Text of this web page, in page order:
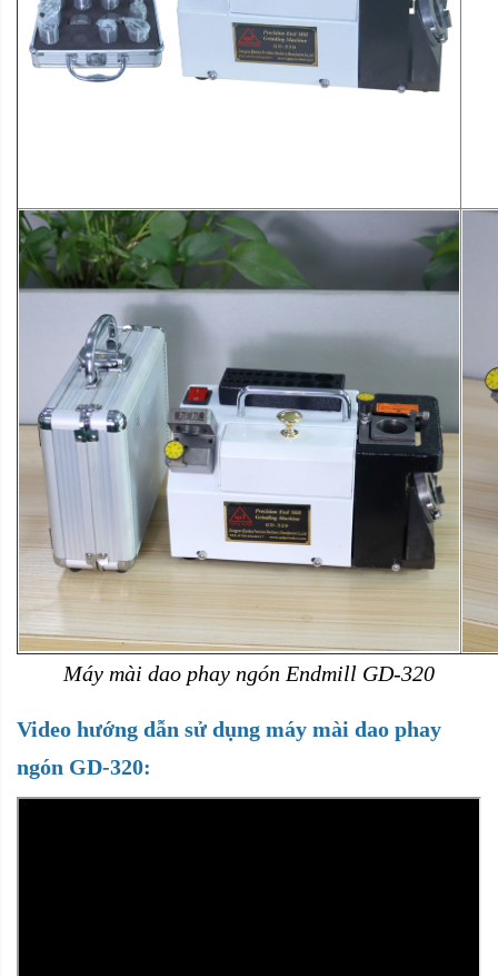
Máy mài dao phay ngón Endmill GD-320
Video hướng dẫn sử dụng máy mài dao phay
ngón GD-320: